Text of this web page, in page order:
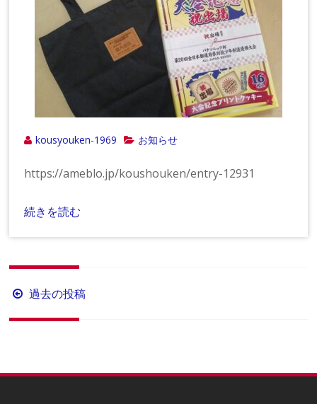
kousyouken-1969 お知らせ
https://ameblo.jp/koushouken/entry-12931
続きを読む
投
稿
ゲ
過去の投稿